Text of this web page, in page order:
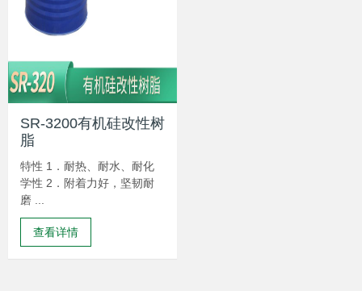
SR-3200有机硅改性树
脂
特性 1．耐热、耐水、耐化
学性 2．附着力好，坚韧耐
磨 ...
查看详情